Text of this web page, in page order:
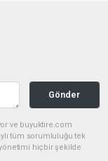
Gönder
ve buyuktire.com
tüm sorumluluğu tek
yönetimi hiçbir şekilde